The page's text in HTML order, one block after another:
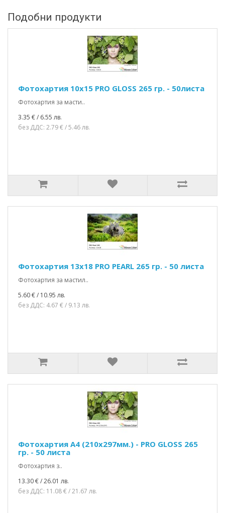
Подобни продукти
Фотохартия 10x15 PRO GLOSS 265 гр. - 50листа
Фотохартия за масти..
3.35 € / 6.55 лв.
без ДДС: 2.79 € / 5.46 лв.
Фотохартия 13x18 PRO PEARL 265 гр. - 50 листа
Фотохартия за мастил..
5.60 € / 10.95 лв.
без ДДС: 4.67 € / 9.13 лв.
Фотохартия A4 (210x297мм.) - PRO GLOSS 265
гр. - 50 листа
Фотохартия з..
13.30 € / 26.01 лв.
без ДДС: 11.08 € / 21.67 лв.